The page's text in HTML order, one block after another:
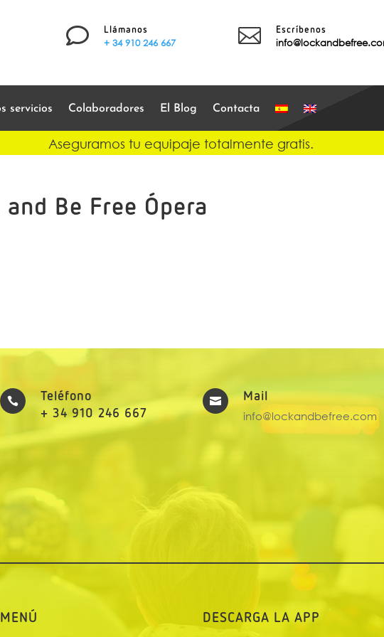
 Llámanos
+ 34 910 246 667  Escríbenos
servicios Colaboradores El Blog Contacta
Aseguramos tu equipaje totalmente gratis.
Be Free Ópera

Teléfono
+ 34 910 246 667
 Mail
info@lockandbefree.com
MENÚ DESCARGA LA APP